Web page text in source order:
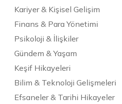
Kariyer & Kişisel Gelişim
Finans & Para Yönetimi
Psikoloji & İlişkiler
Gündem & Yaşam
Keşif Hikayeleri
Bilim & Teknoloji Gelişmeleri
Efsaneler & Tarihi Hikayeler